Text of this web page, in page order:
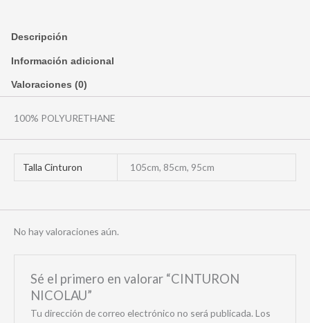
Descripción
Información adicional
Valoraciones (0)
100% POLYURETHANE
Talla Cinturon 105cm, 85cm, 95cm
No hay valoraciones aún.
Sé el primero en valorar “CINTURON
NICOLAU”
Tu dirección de correo electrónico no será publicada. Los